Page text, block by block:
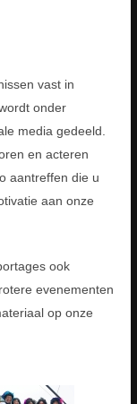
vast in
onder
media gedeeld.
en acteren
aantreffen die u
aan onze
ook
evenementen
op onze